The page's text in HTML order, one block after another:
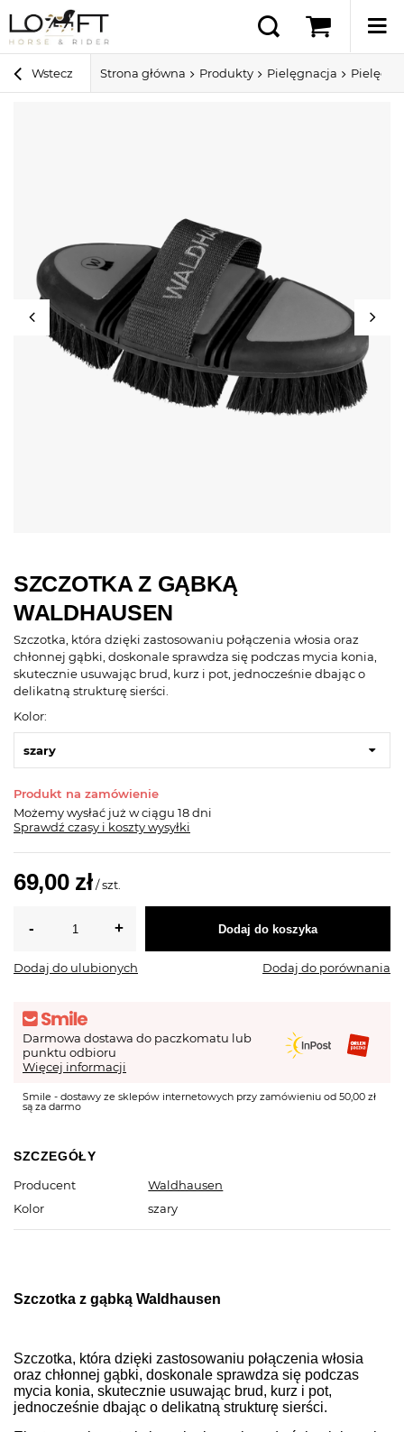
Wstecz Strona główna Produkty Pielęgnacja
SZCZOTKA Z GĄBKĄ
WALDHAUSEN
Szczotka, która dzięki zastosowaniu połączenia włosia oraz
chłonnej gąbki, doskonale sprawdza się podczas mycia konia,
skutecznie usuwając brud, kurz i pot, jednocześnie dbając o
delikatną strukturę sierści.
Kolor:
szary
Produkt na zamówienie
Możemy wysłać już w ciągu 18 dni
Sprawdź czasy i koszty wysyłki
69,00 zł /szt.
Dodaj do koszyka
Dodaj do ulubionych Dodaj do porównania
Darmowa dostawa do paczkomatu lub
punktu odbioru
Więcej informacji
Smile - dostawy ze sklepów internetowych przy zamówieniu od 50,00 zł
są za darmo
SZCZEGÓŁY
Producent
Waldhausen
Kolor
szary
Szczotka z gąbką Waldhausen
Szczotka, która dzięki zastosowaniu połączenia włosia
oraz chłonnej gąbki, doskonale sprawdza się podczas
mycia konia, skutecznie usuwając brud, kurz i pot,
jednocześnie dbając o delikatną strukturę sierści.